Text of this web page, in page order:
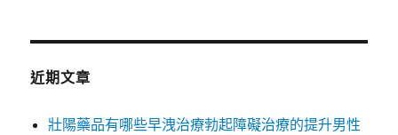
鍵
近期文章
壯陽藥品有哪些早洩治療勃起障礙治療的提升男性